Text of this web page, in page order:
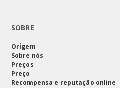
SOBRE
Origem
Sobre nós
Preços
Preço
Recompensa e reputação online